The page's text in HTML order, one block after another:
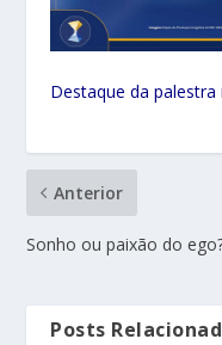
Destaque da
Anterior
Sonho ou paixão do
Posts